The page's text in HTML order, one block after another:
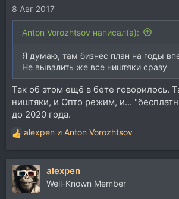
а
8 Авг 2017
Anton Vorozhtsov написал(а):
Я думаю, там бизнес план на годы
Не вывалить же все ништяки сразу
Так об этом ещё в бете говорилось.
ништяки, и Опто режим, и...
до 2020 года.
Р
е
а
к
ц
и
alexpen и Anton Vorozhtsov
alexpen
Well-Known Member